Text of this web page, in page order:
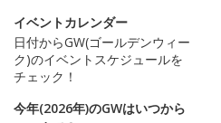
イベントカレンダー
日付からGW(ゴールデンウィー
ク)のイベントスケジュールを
チェック！
今年(2026年)のGWはいつから